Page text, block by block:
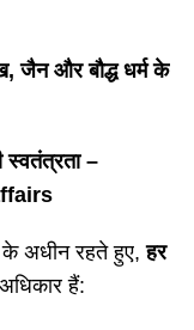
, जैन और बौद्ध धर्म के
स्वतंत्रता –
के अधीन रहते हुए,हर
हैं: